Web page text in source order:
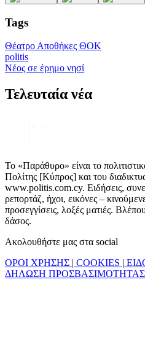
Tags
Θέατρο Αποθήκες ΘΟΚ
politis
Νέος σε έρημο νησί
Τελευταία νέα
Το «Παράθυρο» είναι το
Πολίτης [Κύπρος] και του
www.politis.com.cy. Ειδήσεις,
ρεπορτάζ, ήχοι, εικόνες –
προσεγγίσεις, λοξές ματιές.
δάσος.
Ακολουθήστε μας στα social
ΟΡΟΙ ΧΡΗΣΗΣ | COOKIES |
ΔΗΛΩΣΗ ΠΡΟΣΒΑΣΙΜΟΤΗΤΑΣ